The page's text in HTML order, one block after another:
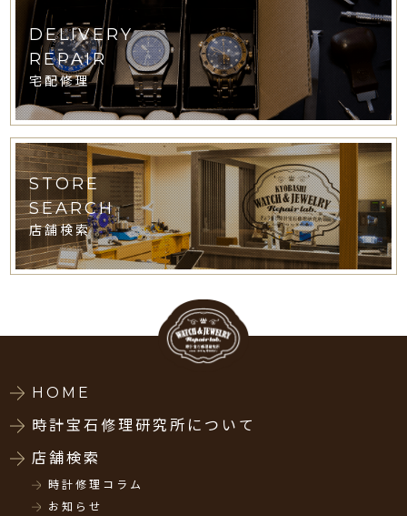
DELIVERY
REPAIR
宅配修理
STORE
SEARCH
店舗検索
HOME
時計宝石修理研究所について
店舗検索
時計修理コラム
お知らせ